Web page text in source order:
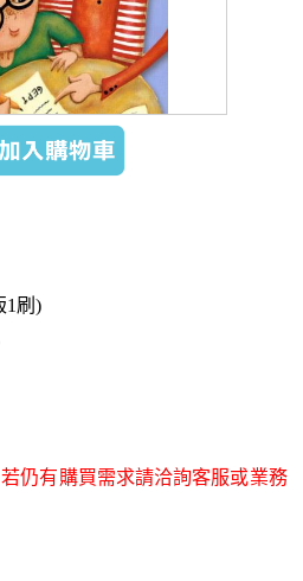
1刷)
仍有購買需求請洽詢客服或業務